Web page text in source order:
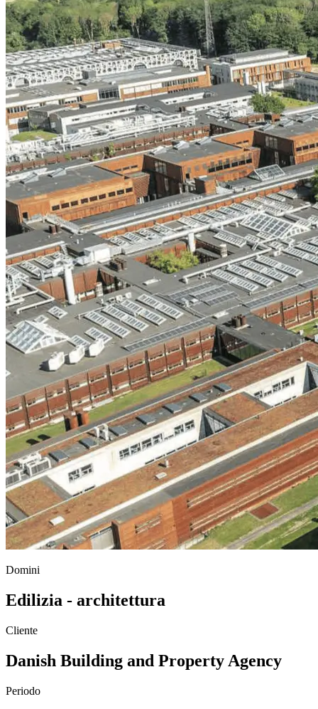
Domini
Edilizia - architettura
Cliente
Danish Building and Property Agency
Periodo